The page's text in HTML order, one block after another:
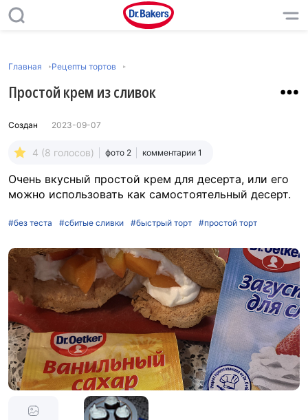
Главная Рецепты тортов
Простой крем из сливок
Создан 2023-09-07
4 (8 голосов) фото 2 комментарии 1
Очень вкусный простой крем для десерта, или его
можно использовать как самостоятельный десерт.
#без теста #сбитые сливки #быстрый торт #простой торт